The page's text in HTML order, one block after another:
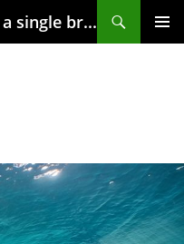
ApneaSite – underwater on a single breath